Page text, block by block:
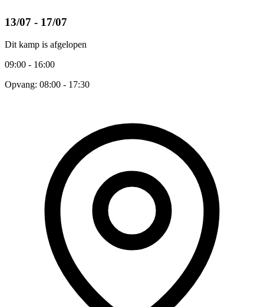
13/07 - 17/07
Dit kamp is afgelopen
09:00 - 16:00
Opvang: 08:00 - 17:30